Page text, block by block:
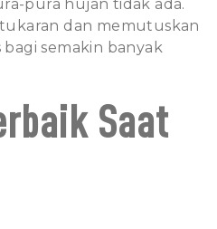
pura hujan tidak ada.
dan memutuskan
semakin banyak
Saat